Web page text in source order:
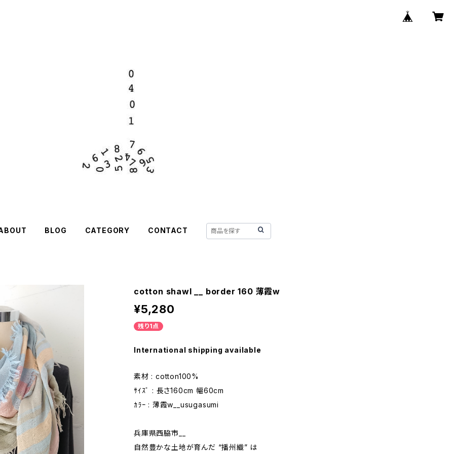
BLOG CATEGORY CONTACT
cotton shawl __ border 160 薄霞w
¥5,280
残り1点
International shipping available
素材 : cotton100%
ｻｲｽﾞ : 長さ160cm 幅60cm
ｶﾗｰ : 薄霞w__usugasumi
兵庫県西脇市__
自然豊かな土地が育んだ “播州織” は